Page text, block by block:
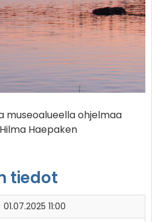
museoalueella ohjelmaa
Haepaken
tiedot
01.07.2025 11:00